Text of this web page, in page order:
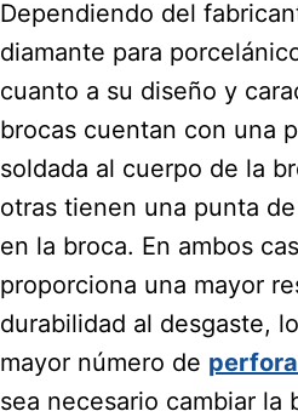
Dependiendo del
diamante para
cuanto a su diseño y
brocas cuentan con una
soldada al cuerpo de la
otras tienen una punta
en la broca. En ambos
proporciona una mayor
durabilidad al desgaste,
mayor número de
sea necesario cambiar la